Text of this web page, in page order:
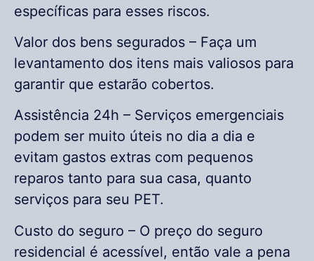
específicas para esses riscos.
Valor dos bens segurados – Faça um
levantamento dos itens mais valiosos para
garantir que estarão cobertos.
Assistência 24h – Serviços emergenciais
podem ser muito úteis no dia a dia e
evitam gastos extras com pequenos
reparos tanto para sua casa, quanto
serviços para seu PET.
Custo do seguro – O preço do seguro
residencial é acessível, então vale a pena